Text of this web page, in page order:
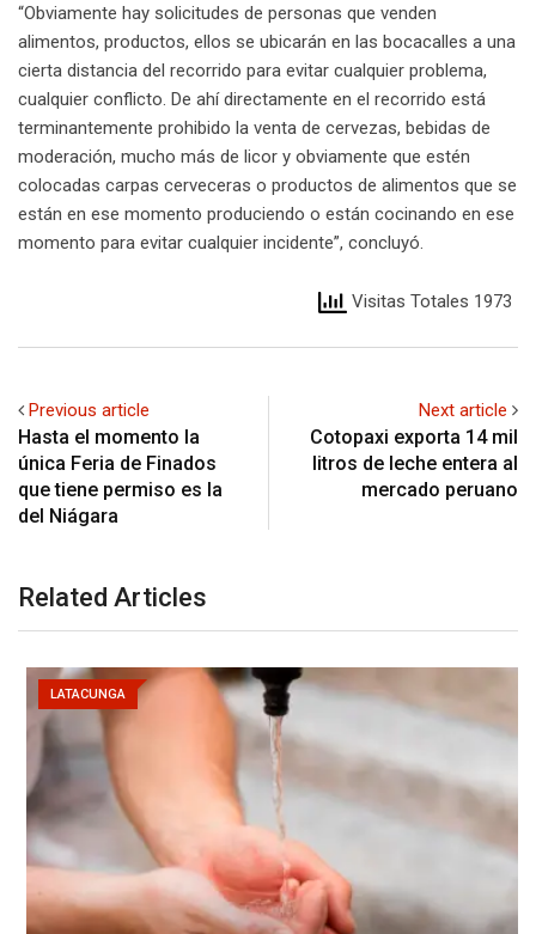
“Obviamente hay solicitudes de personas que venden
alimentos, productos, ellos se ubicarán en las bocacalles a una
cierta distancia del recorrido para evitar cualquier problema,
cualquier conflicto. De ahí directamente en el recorrido está
terminantemente prohibido la venta de cervezas, bebidas de
moderación, mucho más de licor y obviamente que estén
colocadas carpas cerveceras o productos de alimentos que se
están en ese momento produciendo o están cocinando en ese
momento para evitar cualquier incidente”, concluyó.
Visitas Totales 1973
Previous article
Hasta el momento la
única Feria de Finados
que tiene permiso es la
del Niágara
Next article
Cotopaxi exporta 14 mil
litros de leche entera al
mercado peruano
Related Articles
LATACUNGA